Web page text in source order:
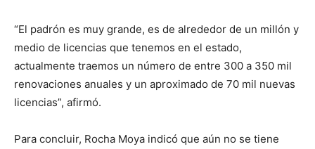
“El padrón es muy grande, es de alrededor de un millón y
medio de licencias que tenemos en el estado,
actualmente traemos un número de entre 300 a 350 mil
renovaciones anuales y un aproximado de 70 mil nuevas
licencias”, afirmó.
Para concluir, Rocha Moya indicó que aún no se tiene